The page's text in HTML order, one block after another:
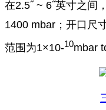
在2.5˝ ~ 6˝英寸之间
1400 mbar；开口尺
范围为1×10-10mbar